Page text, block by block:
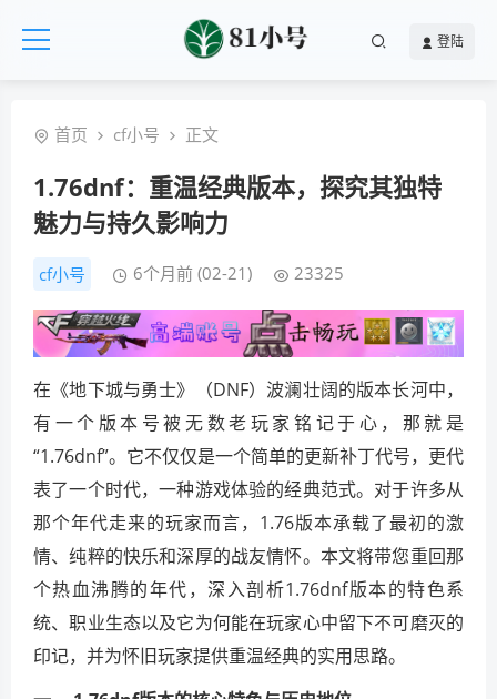
登陆
首页 cf小号 正文
1.76dnf：重温经典版本，探究其独特
魅力与持久影响力
cf小号 6个月前 (02-21) 23325
在《地下城与勇士》（DNF）波澜壮阔的版本长河中，
有一个版本号被无数老玩家铭记于心，那就是
“1.76dnf”。它不仅仅是一个简单的更新补丁代号，更代
表了一个时代，一种游戏体验的经典范式。对于许多从
那个年代走来的玩家而言，1.76版本承载了最初的激
情、纯粹的快乐和深厚的战友情怀。本文将带您重回那
个热血沸腾的年代，深入剖析1.76dnf版本的特色系
统、职业生态以及它为何能在玩家心中留下不可磨灭的
印记，并为怀旧玩家提供重温经典的实用思路。